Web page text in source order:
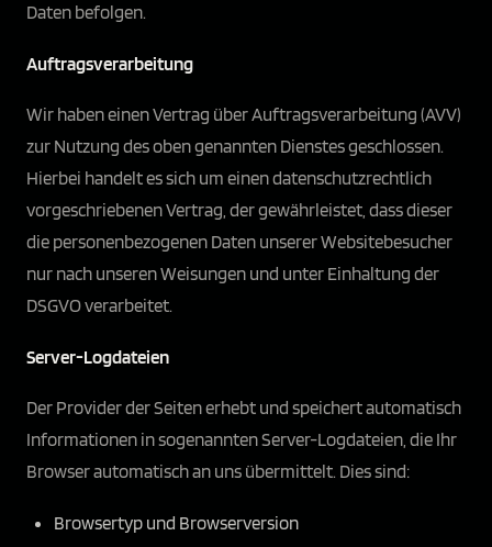
Daten befolgen.
Auftragsverarbeitung
Wir haben einen Vertrag über Auftragsverarbeitung (AVV)
zur Nutzung des oben genannten Dienstes geschlossen.
Hierbei handelt es sich um einen datenschutzrechtlich
vorgeschriebenen Vertrag, der gewährleistet, dass dieser
die personenbezogenen Daten unserer Websitebesucher
nur nach unseren Weisungen und unter Einhaltung der
DSGVO verarbeitet.
Server-Logdateien
Der Provider der Seiten erhebt und speichert automatisch
Informationen in sogenannten Server-Logdateien, die Ihr
Browser automatisch an uns übermittelt. Dies sind:
Browsertyp und Browserversion